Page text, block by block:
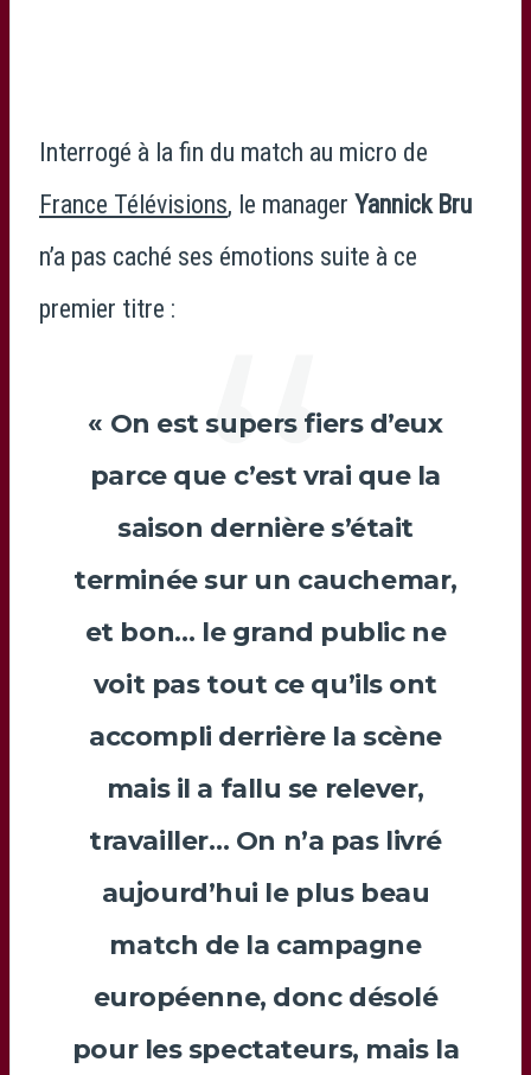
Interrogé à la fin du match au micro de
France Télévisions, le manager Yannick Bru
n’a pas caché ses émotions suite à ce
premier titre :
« On est supers fiers d’eux
parce que c’est vrai que la
saison dernière s’était
terminée sur un cauchemar,
et bon… le grand public ne
voit pas tout ce qu’ils ont
accompli derrière la scène
mais il a fallu se relever,
travailler… On n’a pas livré
aujourd’hui le plus beau
match de la campagne
européenne, donc désolé
pour les spectateurs, mais la